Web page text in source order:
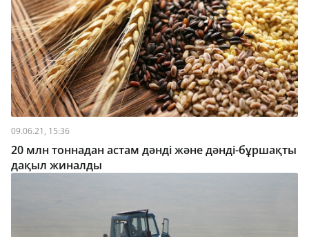
09.06.21, 15:36
20 млн тоннадан астам дәнді және дәнді-бұршақты
дақыл жиналды